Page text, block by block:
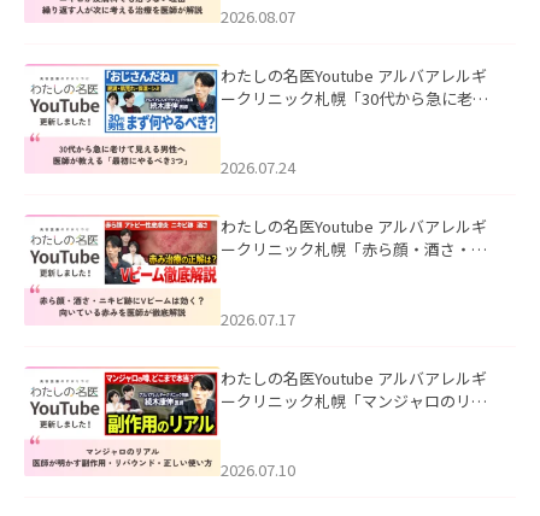
ました。
2026.08.07
わたしの名医Youtube アルバアレルギ
ークリニック札幌「30代から急に老け
た。
2026.07.24
わたしの名医Youtube アルバアレルギ
ークリニック札幌「赤ら顔・酒さ・ニ
した。
2026.07.17
わたしの名医Youtube アルバアレルギ
ークリニック札幌「マンジャロのリア
た。
2026.07.10